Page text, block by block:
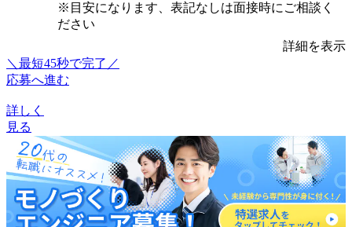
※目安になります、表記なしは面接時にご相談く
ださい
詳細を表示
＼最短45秒で完了／
応募へ進む
詳しく
見る